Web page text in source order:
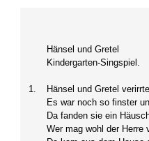
Hänsel und Gretel
Kindergarten-Singspiel.
1.
Hänsel und Gretel
Es war noch so finster
Da fanden sie ein
Wer mag wohl der Herre